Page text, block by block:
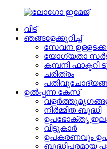
വീട്
ഞങ്ങളേക്കുറിച്ച്
സേവന
യോഗ്യതാ
കമ്പനി ഫാക്ടറി
ചരിത്രം
ഉൽപ്പന്ന കേസ്
നിർമ്മിത ബുദ്ധി
ഉപഭോക്തൃ
വീട്ടുകാർ
ഉപകരണവും
ബുദ്ധിപരമായ